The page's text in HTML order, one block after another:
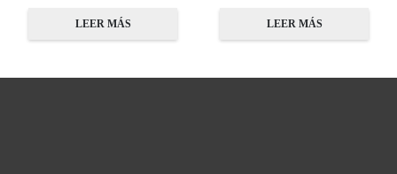
LEER MÁS LEER MÁS